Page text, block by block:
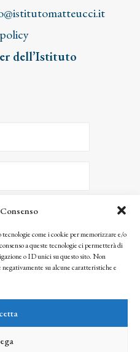
come i cookie per memorizzare e/o
a queste tecnologie ci permetterà di
o ID unici su questo sito. Non
su alcune caratteristiche e
dell’Istituto
tue informazioni saranno trattate
e dell’Istituto Matteucci